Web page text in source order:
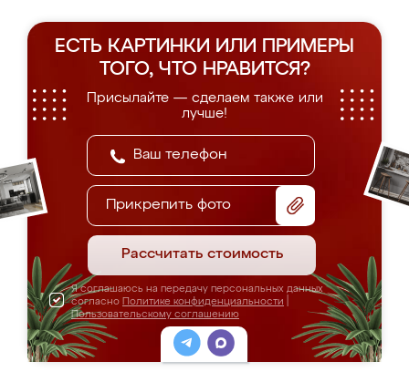
ЕСТЬ КАРТИНКИ ИЛИ ПРИМЕРЫ
ТОГО, ЧТО НРАВИТСЯ?
Присылайте — сделаем также или
лучше!
Прикрепить фото
Рассчитать стоимость
Я соглашаюсь на передачу персональных данных
согласно Политике конфиденциальности
Пользовательскому соглашению